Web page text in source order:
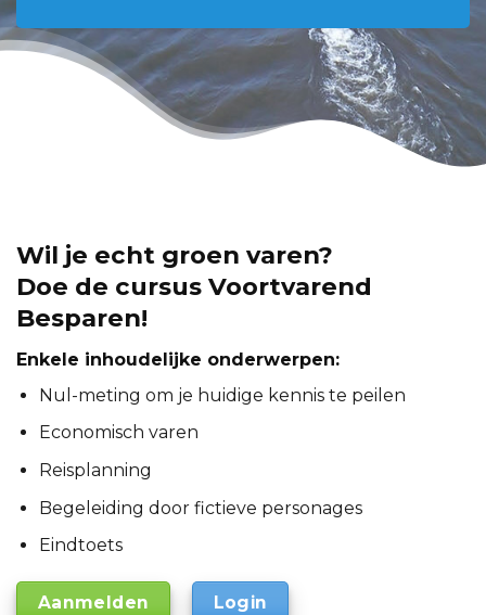
Wil je echt groen varen?
Doe de cursus Voortvarend
Besparen!
Enkele inhoudelijke onderwerpen:
Nul-meting om je huidige kennis te peilen
Economisch varen
Reisplanning
Begeleiding door fictieve personages
Eindtoets
Aanmelden Login